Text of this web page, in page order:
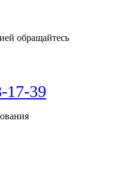
обращайтесь
17-39